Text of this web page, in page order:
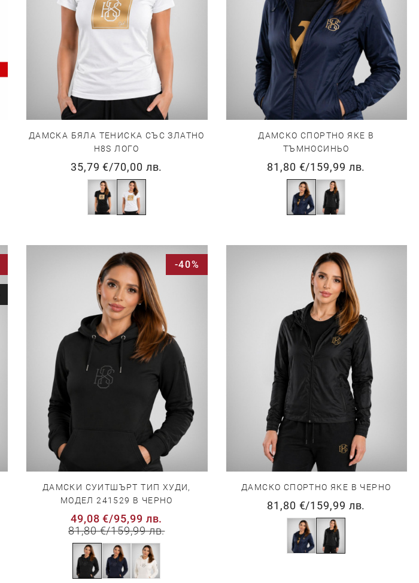
ДАМСКА БЯЛА ТЕНИСКА СЪС ЗЛАТНО
H8S ЛОГО
35,79 €/70,00 лв.
ДАМСКО СПОРТНО ЯКЕ В
ТЪМНОСИНЬО
81,80 €/159,99 лв.
-40%
ДАМСКИ СУИТШЪРТ ТИП ХУДИ,
МОДЕЛ 241529 В ЧЕРНО
49,08 €/95,99 лв.
81,80 €/159,99 лв.
ДАМСКО СПОРТНО ЯКЕ В ЧЕРНО
81,80 €/159,99 лв.